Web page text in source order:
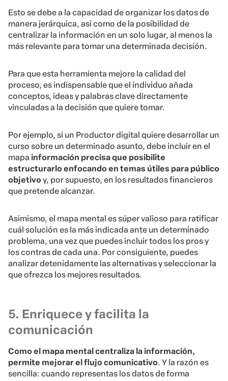
Esto se debe a la capacidad de organizar los datos de
manera jerárquica, así como de la posibilidad de
centralizar la información en un solo lugar, al menos la
más relevante para tomar una determinada decisión.
Para que esta herramienta mejore la calidad del
proceso, es indispensable que el individuo añada
conceptos, ideas y palabras clave directamente
vinculadas a la decisión que quiere tomar.
Por ejemplo, si un Productor digital quiere desarrollar un
curso sobre un determinado asunto, debe incluir en el
mapa información precisa que posibilite
estructurarlo enfocando en temas útiles para público
objetivo y, por supuesto, en los resultados financieros
que pretende alcanzar.
Asimismo, el mapa mental es súper valioso para ratificar
cuál solución es la más indicada ante un determinado
problema, una vez que puedes incluir todos los pros y
los contras de cada una. Por consiguiente, puedes
analizar detenidamente las alternativas y seleccionar la
que ofrezca los mejores resultados.
5. Enriquece y facilita la
comunicación
Como el mapa mental centraliza la información,
permite mejorar el flujo comunicativo. Y la razón es
sencilla: cuando representas los datos de forma